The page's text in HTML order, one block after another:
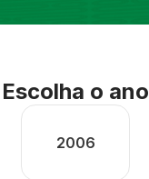
Escolha o ano
2006